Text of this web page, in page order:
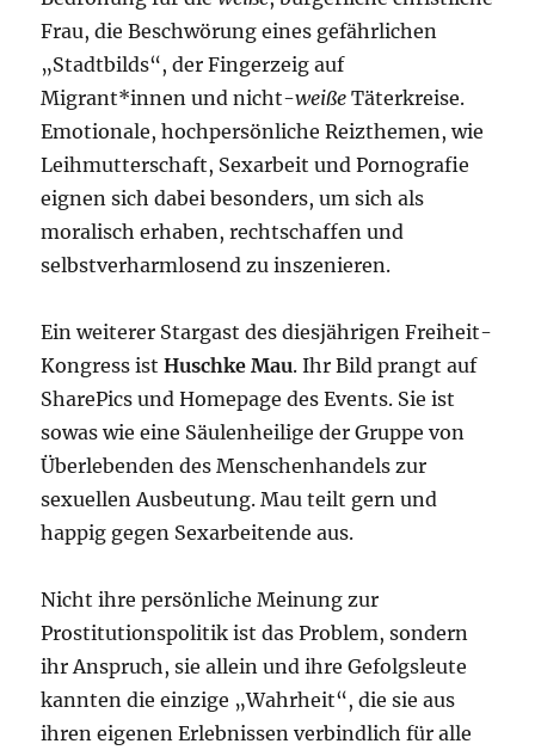
Frau, die Beschwörung eines gefährlichen
„Stadtbilds“, der Fingerzeig auf
Migrant*innen und nicht-weiße Täterkreise.
Emotionale, hochpersönliche Reizthemen, wie
Leihmutterschaft, Sexarbeit und Pornografie
eignen sich dabei besonders, um sich als
moralisch erhaben, rechtschaffen und
selbstverharmlosend zu inszenieren.
Ein weiterer Stargast des diesjährigen Freiheit-
Kongress istHuschke Mau. Ihr Bild prangt auf
SharePics und Homepage des Events. Sie ist
sowas wie eine Säulenheilige der Gruppe von
Überlebenden des Menschenhandels zur
sexuellen Ausbeutung. Mau teilt gern und
happig gegen Sexarbeitende aus.
Nicht ihre persönliche Meinung zur
Prostitutionspolitik ist das Problem, sondern
ihr Anspruch, sie allein und ihre Gefolgsleute
kannten die einzige „Wahrheit“, die sie aus
ihren eigenen Erlebnissen verbindlich für alle